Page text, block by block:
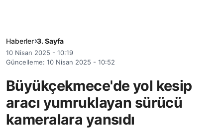
Haberler 3. Sayfa
10 Nisan 2025 - 10:19
Güncelleme: 10 Nisan 2025 - 10:52
Büyükçekmece'de yol kesip
aracı yumruklayan sürücü
kameralara yansıdı